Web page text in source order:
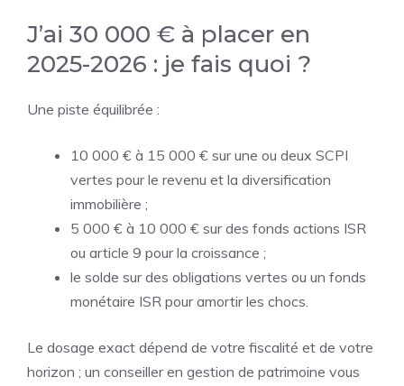
J’ai 30 000 € à placer en
2025-2026 : je fais quoi ?
Une piste équilibrée :
10 000 € à 15 000 € sur une ou deux SCPI
vertes pour le revenu et la diversification
immobilière ;
5 000 € à 10 000 € sur des fonds actions ISR
ou article 9 pour la croissance ;
le solde sur des obligations vertes ou un fonds
monétaire ISR pour amortir les chocs.
Le dosage exact dépend de votre fiscalité et de votre
horizon ; un conseiller en gestion de patrimoine vous